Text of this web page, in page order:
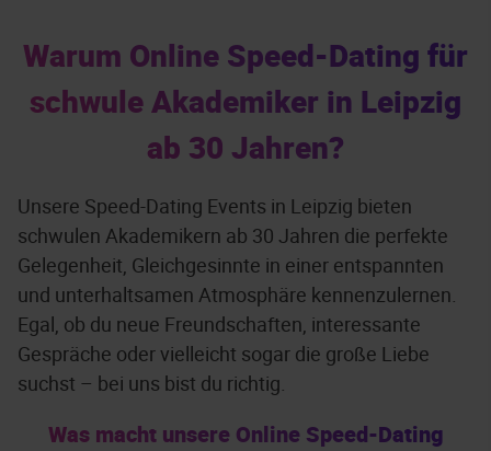
Warum Online Speed-Dating für
schwule Akademiker in Leipzig
ab 30 Jahren?
Unsere Speed-Dating Events in Leipzig bieten
schwulen Akademikern ab 30 Jahren die perfekte
Gelegenheit, Gleichgesinnte in einer entspannten
und unterhaltsamen Atmosphäre kennenzulernen.
Egal, ob du neue Freundschaften, interessante
Gespräche oder vielleicht sogar die große Liebe
suchst – bei uns bist du richtig.
Was macht unsere Online Speed-Dating